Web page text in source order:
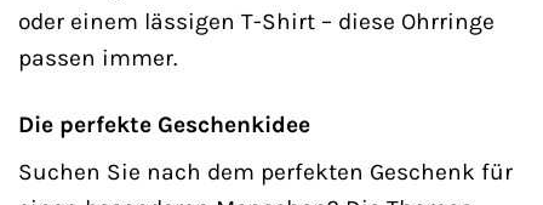
oder einem lässigen T-Shirt – diese Ohrringe
passen immer.
Die perfekte Geschenkidee
Suchen Sie nach dem perfekten Geschenk für